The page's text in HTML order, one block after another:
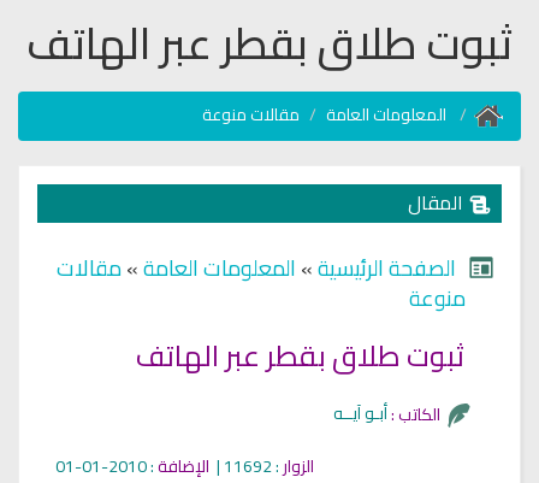
ثبوت طلاق بقطر عبر الهاتف
المعلومات العامة مقالات منوعة
المقال
الصفحة الرئيسية»المعلومات العامة»مقالات
منوعة
الكاتب :
الزوار: 11692 | الإضافة: 2010-01-01